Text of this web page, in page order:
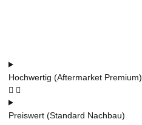
Hochwertig (Aftermarket Premium)
Preiswert (Standard Nachbau)